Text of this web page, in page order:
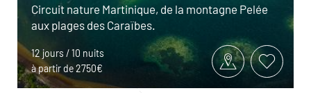
Circuit nature Martinique, de la montagne Pelée
aux plages des Caraïbes.
12 jours / 10 nuits
à partir de 2750€